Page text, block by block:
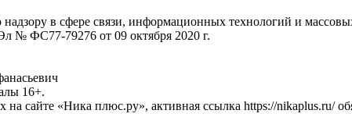
в сфере связи, информационных технологий и
№ ФС77-79276 от 09 октября 2020 г.
16+.
сайте «Ника плюс.ру», активная ссылка https://nikaplus.ru/